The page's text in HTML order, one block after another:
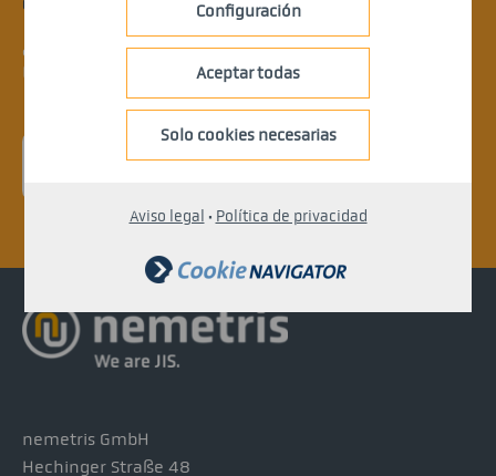
Configuración
Aceptar todas
Solo cookies necesarias
Aviso legal · Política de privacidad
CONTACT
¿Tu proyecto aún no aparece en la lista?
Concierta una cita con un experto.
Solicita información ahora
nemetris GmbH
Hechinger Straße 48